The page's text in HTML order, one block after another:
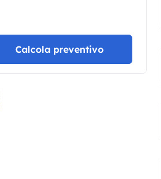
Calcola preventivo